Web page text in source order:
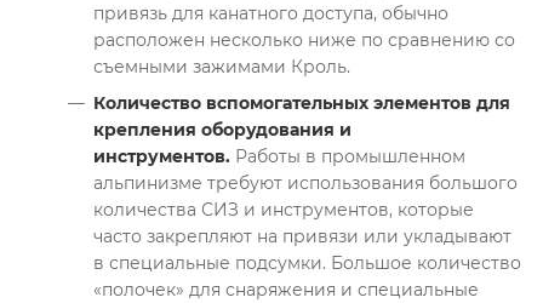
привязь для канатного доступа, обычно
расположен несколько ниже по сравнению со
съемными зажимами Кроль.
Количество вспомогательных элементов для
крепления оборудования и
инструментов. Работы в промышленном
альпинизме требуют использования большого
количества СИЗ и инструментов, которые
часто закрепляют на привязи или укладывают
в специальные подсумки. Большое количество
«полочек» для снаряжения и специальные